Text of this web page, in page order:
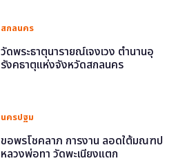
สกลนคร
วัดพระธาตุนารายณ์เจงเวง ตำนานอุ
รังคธาตุแห่งจังหวัดสกลนคร
นครปฐม
ขอพรโชคลาภ การงาน ลอดใต้มณฑป
หลวงพ่อทา วัดพะเนียงแตก